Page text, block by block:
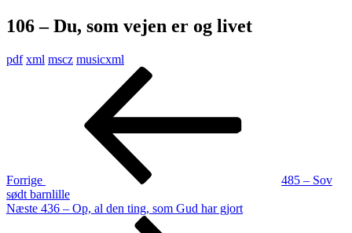
106 – Du, som vejen er og livet
pdf xml mscz musicxml
Indlægsnavigation
Forrige
485 – Sov
sødt barnlille
Næste
Næste 436 – Op, al den ting, som Gud har gjort